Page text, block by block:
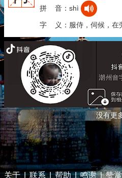
拼 音：shì
字 义：服侍，伺候，在
没有更
关于 | 联系 | 帮助 | 鸣谢 | 赞赏